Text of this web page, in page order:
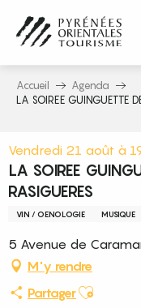
contenu
principal
Accueil
Agenda
LA SOIREE GUINGUETTE
Vendredi 21 août à
LA SOIREE
RASIGUERES
VIN / OENOLOGIE MUSIQUE
5 Avenue de
M'y rendre
PartagerAjouter